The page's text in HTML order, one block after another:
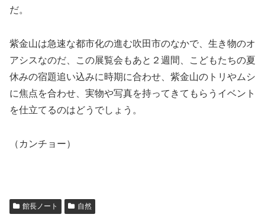
だ。
紫金山は急速な都市化の進む吹田市のなかで、生き物のオ
アシスなのだ、この展覧会もあと２週間、こどもたちの夏
休みの宿題追い込みに時期に合わせ、紫金山のトリやムシ
に焦点を合わせ、実物や写真を持ってきてもらうイベント
を仕立てるのはどうでしょう。
（カンチョー）
館長ノート 自然